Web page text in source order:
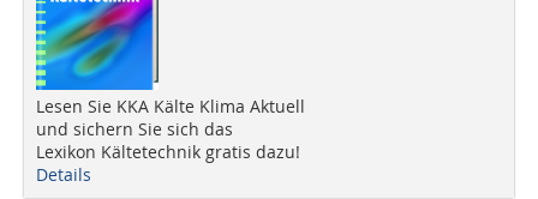
Lesen Sie KKA Kälte Klima Aktuell
und sichern Sie sich das
Lexikon Kältetechnik gratis dazu!
Details